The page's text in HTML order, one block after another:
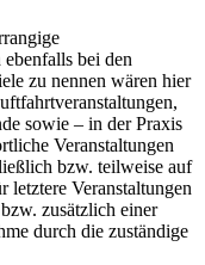
bei den
zu nennen wären hier
sowie – in der Praxis
Veranstaltungen
bzw. teilweise auf
letztere Veranstaltungen
zusätzlich einer
durch die zuständige